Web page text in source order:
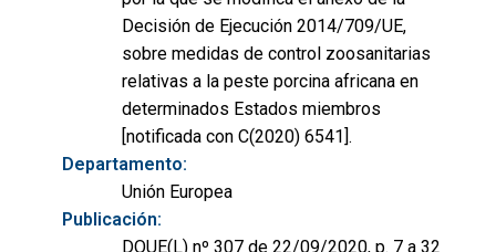
Decisión de Ejecución 2014/709/UE,
sobre medidas de control zoosanitarias
relativas a la peste porcina africana en
determinados Estados miembros
[notificada con C(2020) 6541].
Departamento:
Unión Europea
Publicación:
DOUE(L) nº 307 de 22/09/2020, p. 7 a 32